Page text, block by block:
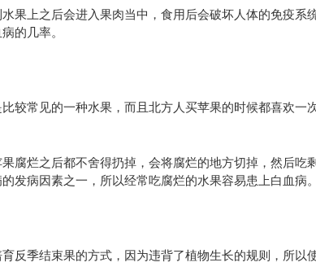
果上之后会进入果肉当中，食用后会破坏人体的免疫
的几率。
较常见的一种水果，而且北方人买苹果的时候都喜欢
腐烂之后都不舍得扔掉，会将腐烂的地方切掉，然后
发病因素之一，所以经常吃腐烂的水果容易患上白血病。
反季结束果的方式，因为违背了植物生长的规则，所以